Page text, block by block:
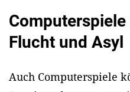
Flucht und Asyl
Auch Computerspiele